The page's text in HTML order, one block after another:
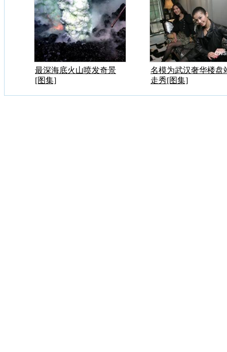
最深海底火山喷发奇景
[图集]
名模为武汉奢华楼盘
走秀[图集]